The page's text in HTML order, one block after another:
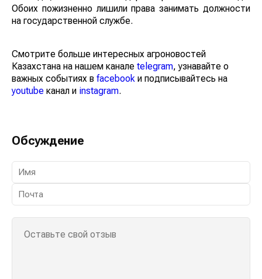
Обоих пожизненно лишили права занимать должности
на государственной службе.
Смотрите больше интересных агроновостей
Казахстана на нашем канале telegram, узнавайте о
важных событиях в facebook и подписывайтесь на
youtube канал и instagram.
Обсуждение